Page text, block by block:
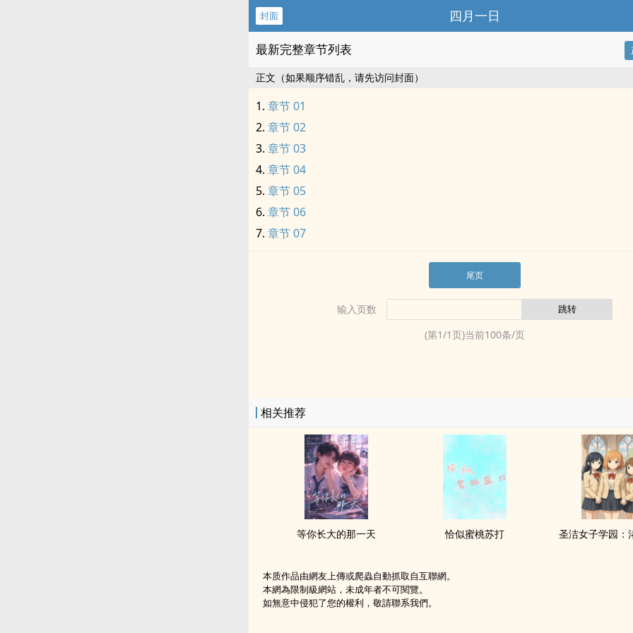
封面 四月一日
最新完整章节列表
正文（如果顺序错乱，请先访问封面）
章节 01
章节 02
章节 03
章节 04
章节 05
章节 06
章节 07
尾页
输入页数
(第1/1页)当前100条/页
相关推荐
等你长大的那一天 恰似蜜桃苏打 圣洁女子学园：
本质作品由網友上傳或爬蟲自動抓取自互聯網。
本網為限制級網站，未成年者不可閱覽。
如無意中侵犯了您的權利，敬請聯系我們。